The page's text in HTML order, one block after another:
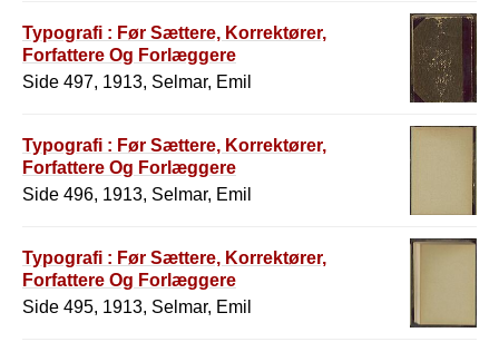
Typografi : Før Sættere, Korrektører,
Forfattere Og Forlæggere
Side 497, 1913, Selmar, Emil
Typografi : Før Sættere, Korrektører,
Forfattere Og Forlæggere
Side 496, 1913, Selmar, Emil
Typografi : Før Sættere, Korrektører,
Forfattere Og Forlæggere
Side 495, 1913, Selmar, Emil